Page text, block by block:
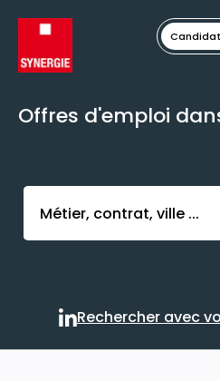
Offres d'emploi
Activer l’élément pour
Rechercher avec